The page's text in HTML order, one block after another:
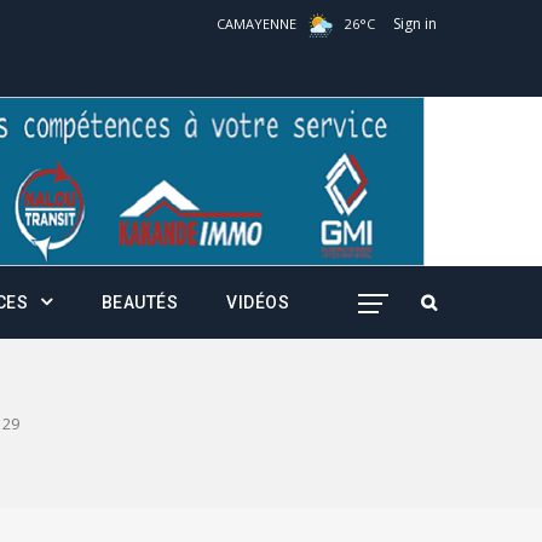
CAMAYENNE 26°C Sign in
BEAUTÉS VIDÉOS
29